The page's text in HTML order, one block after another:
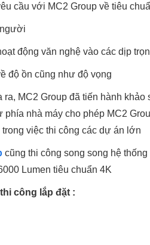
cầu với MC2 Group về tiêu
động văn nghệ vào các dịp
độ ồn cũng như độ vọng
MC2 Group đã tiến hành
nhà máy cho phép MC2
việc thi công các dự án lớn
cũng thi công song song hệ
Lumen tiêu chuẩn 4K
công lắp đặt :